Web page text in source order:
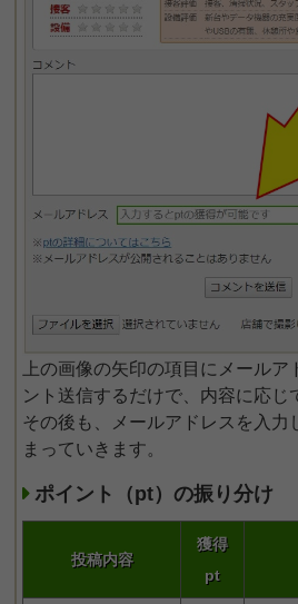
上の画像の矢印の項目にメールア
ント送信するだけで、内容に応じ
その後も、メールアドレスを入力
まっていきます。
ポイント（pt）の振り分け
投稿内容
獲得
pt